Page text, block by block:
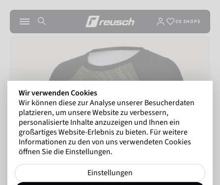
US SHOPS
Wir verwenden Cookies
Wir können diese zur Analyse unserer Besucherdaten
platzieren, um unsere Website zu verbessern,
personalisierte Inhalte anzuzeigen und Ihnen ein
großartiges Website-Erlebnis zu bieten. Für weitere
Informationen zu den von uns verwendeten Cookies
öffnen Sie die Einstellungen.
Einstellungen